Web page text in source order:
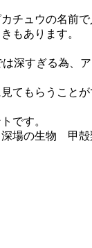
チュウの名前で
もあります。
深すぎる為、
もらうこと
です。
場の生物 甲